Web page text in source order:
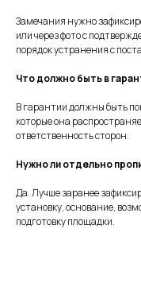
Замечания нужно
или через фото с
порядок устранения с
Что должно быть в
В гарантии должны быть
которые она
ответственность сторон.
Нужно ли отдельно
Да. Лучше заранее
установку, основание,
подготовку площадки.